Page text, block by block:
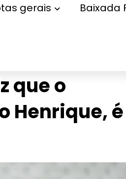
gerais Baixada
que o
Henrique, é